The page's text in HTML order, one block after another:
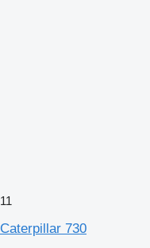
11
Caterpillar 730